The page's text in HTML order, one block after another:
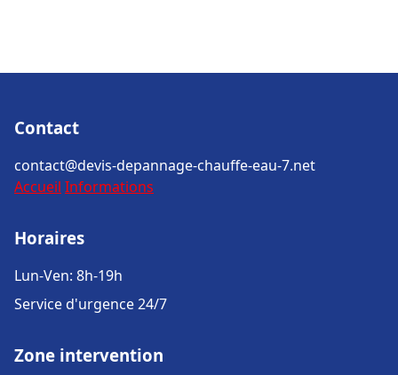
Contact
contact@devis-depannage-chauffe-eau-7.net
Accueil Informations
Horaires
Lun-Ven: 8h-19h
Service d'urgence 24/7
Zone intervention